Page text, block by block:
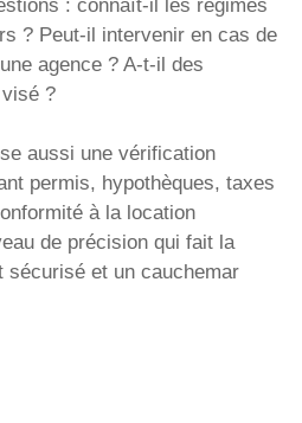
: connaît-il les régimes
? Peut-il intervenir en cas de
agence ? A-t-il des
?
aussi une vérification
permis, hypothèques, taxes
à la location
de précision qui fait la
sécurisé et un cauchemar